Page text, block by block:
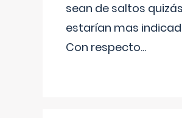
sean de saltos quizás
estarían mas
Con respecto...